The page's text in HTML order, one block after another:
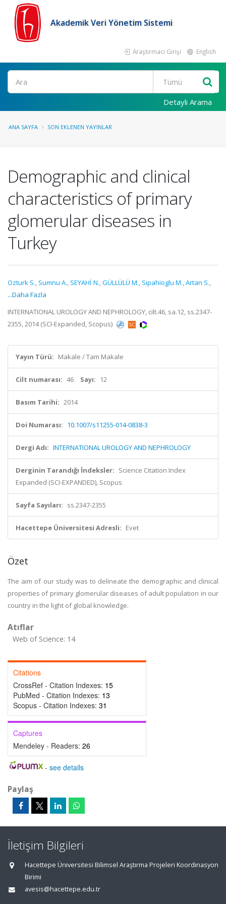
Akademik Veri Yönetim Sistemi
Araştırmacı Girişi English
Ara
Detaylı Arama
ANA SAYFA SON EKLENEN YAYINLAR
Demographic and clinical
characteristics of primary
glomerular diseases in
Turkey
Ozturk S., Sumnu A., SEYAHİ N.,GÜLLÜLÜ M., Sipahioglu M.,Artan S.,
...Daha Fazla
INTERNATIONAL UROLOGY AND NEPHROLOGY, cilt.46, sa.12, ss.2347-
2355, 2014 (SCI-Expanded, Scopus)
Yayın Türü: Makale / Tam Makale
Cilt numarası: 46 Sayı: 12
Basım Tarihi: 2014
Doi Numarası: 10.1007/s11255-014-0838-3
Dergi Adı: INTERNATIONAL UROLOGY AND NEPHROLOGY
Derginin Tarandığı İndeksler: Science Citation Index
Expanded (SCI-EXPANDED), Scopus
Sayfa Sayıları: ss.2347-2355
Hacettepe Üniversitesi Adresli: Evet
Özet
The aim of our study was to delineate the demographic and clinical
properties of primary glomerular diseases of adult population in our
country in the light of global knowledge.
Atıflar
Web of Science: 14
Citations
CrossRef - Citation Indexes: 15
PubMed - Citation Indexes: 13
Scopus - Citation Indexes: 31
Captures
Mendeley - Readers: 26
- see details
Paylaş
İletişim Bilgileri
Hacettepe Üniversitesi Bilimsel Araştırma Projeleri Koordinasyon
Birimi
avesis@hacettepe.edu.tr